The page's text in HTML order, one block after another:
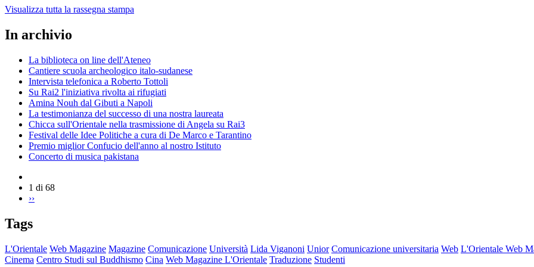
Visualizza tutta la rassegna stampa
In archivio
La biblioteca on line dell'Ateneo
Cantiere scuola archeologico italo-sudanese
Intervista telefonica a Roberto Tottoli
Su Rai2 l'iniziativa rivolta ai rifugiati
Amina Nouh dal Gibuti a Napoli
La testimonianza del successo di una nostra laureata
Chicca sull'Orientale nella trasmissione di Angela su Rai3
Festival delle Idee Politiche a cura di De Marco e Tarantino
Premio miglior Confucio dell'anno al nostro Istituto
Concerto di musica pakistana
1 di 68
››
Tags
L'Orientale Web Magazine Magazine Comunicazione Università Lida Viganoni Unior Comunicazione universitaria Web L'Orientale Web
Cinema Centro Studi sul Buddhismo Cina Web Magazine L'Orientale Traduzione Studenti